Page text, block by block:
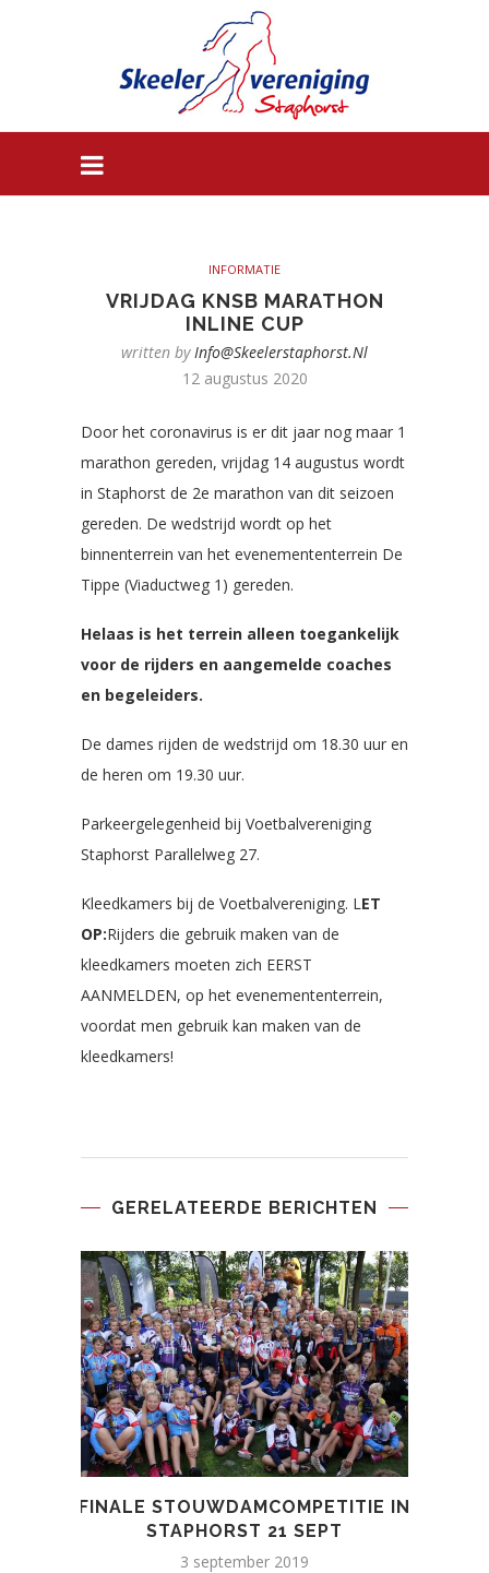
INFORMATIE
VRIJDAG KNSB MARATHON
INLINE CUP
written byInfo@skeelerstaphorst.nl
12 augustus 2020
Door het coronavirus is er dit jaar nog maar 1
marathon gereden, vrijdag 14 augustus wordt
in Staphorst de 2e marathon van dit seizoen
gereden. De wedstrijd wordt op het
binnenterrein van het evenemententerrein De
Tippe (Viaductweg 1) gereden.
Helaas is het terrein alleen toegankelijk
voor de rijders en aangemelde coaches
en begeleiders.
De dames rijden de wedstrijd om 18.30 uur en
de heren om 19.30 uur.
Parkeergelegenheid bij Voetbalvereniging
Staphorst Parallelweg 27.
Kleedkamers bij de Voetbalvereniging. LET
OP:Rijders die gebruik maken van de
kleedkamers moeten zich EERST
AANMELDEN, op het evenemententerrein,
voordat men gebruik kan maken van de
kleedkamers!
GERELATEERDE BERICHTEN
FINALE STOUWDAMCOMPETITIE IN
STAPHORST 21 SEPT
3 september 2019